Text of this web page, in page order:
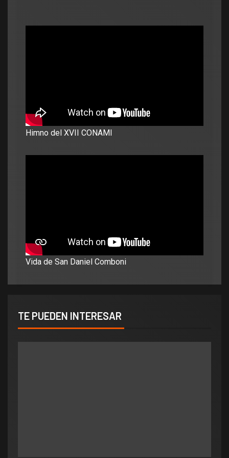
Himno del XVII CONAMI
Vida de San Daniel Comboni
TE PUEDEN INTERESAR